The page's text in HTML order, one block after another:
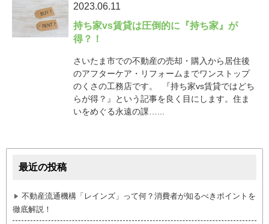
2023.06.11
持ち家vs賃貸は圧倒的に『持ち家』が
得？！
さいたま市での不動産の売却・購入から居住後
のアフターケア・リフォームまでワンストップ
のくさの工務店です。 『持ち家vs賃貸ではどち
らが得？』という記事を良く目にします。住ま
いをめぐる永遠の課…...
最近の投稿
不動産流通機構「レインズ」って何？消費者が知るべきポイントを
徹底解説！